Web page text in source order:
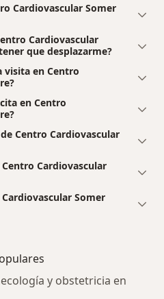
Cardiovascular Somer
Cardiovascular
que desplazarme?
visita en Centro
en Centro
Centro Cardiovascular
Cardiovascular
Somer
y obstetricia en